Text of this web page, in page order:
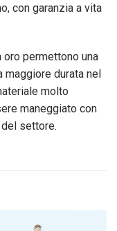
con garanzia a vita
permettono una
durata nel
molto
maneggiato con
settore.